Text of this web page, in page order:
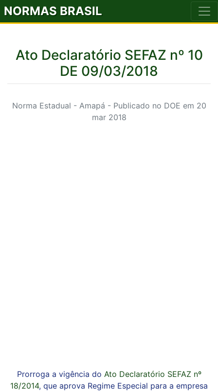
NORMAS BRASIL
Ato Declaratório SEFAZ nº 10
DE 09/03/2018
Norma Estadual - Amapá - Publicado no DOE em 20
mar 2018
Prorroga a vigência do Ato Declaratório SEFAZ nº
18/2014, que aprova Regime Especial para a empresa